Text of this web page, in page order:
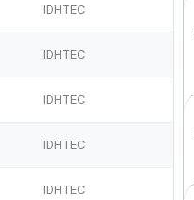
IDHTEC
IDHTEC
IDHTEC
IDHTEC
IDHTEC